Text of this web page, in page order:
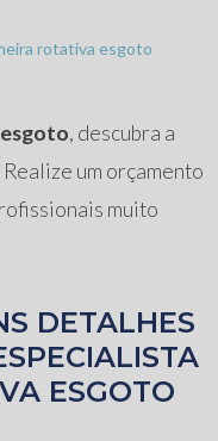
, descubra a
um orçamento
muito
DETALHES
ESGOTO